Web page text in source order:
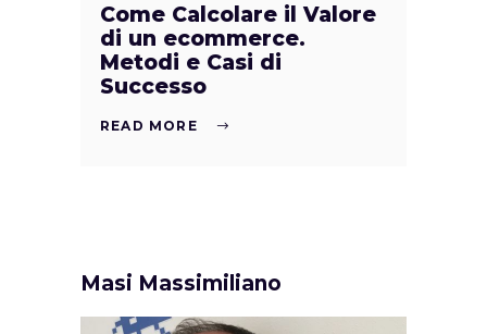
Come Calcolare il Valore
di un ecommerce.
Metodi e Casi di
Successo
READ MORE
Masi Massimiliano